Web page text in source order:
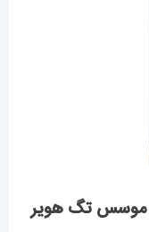
و موسس تگ هویر